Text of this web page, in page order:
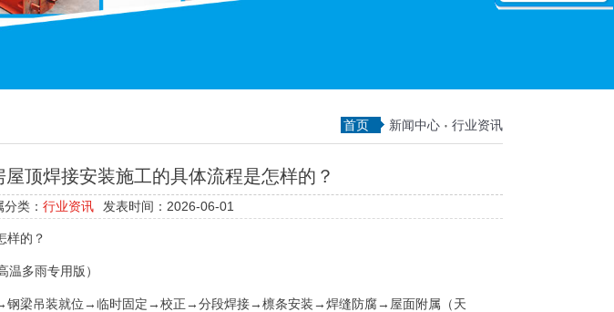
首页 新闻中心 行业资讯
顶焊接安装施工的具体流程是怎样的？
分类： 行业资讯 发表时间：2026-06-01
样的？
多雨专用版）
钢梁吊装就位→临时固定→校正→分段焊接→檩条安装→焊缝防腐→屋面附属（天